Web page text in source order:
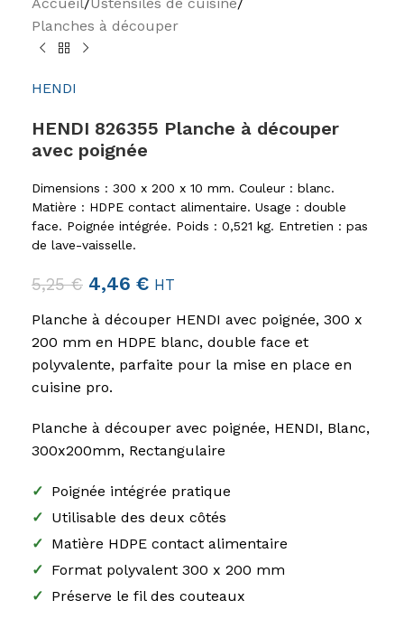
Planches à découper
HENDI
HENDI 826355 Planche à découper
avec poignée
Dimensions : 300 x 200 x 10 mm. Couleur : blanc.
Matière : HDPE contact alimentaire. Usage : double
face. Poignée intégrée. Poids : 0,521 kg. Entretien : pas
de lave-vaisselle.
5,25€ 4,46 € HT
Planche à découper HENDI avec poignée, 300 x
200 mm en HDPE blanc, double face et
polyvalente, parfaite pour la mise en place en
cuisine pro.
Planche à découper avec poignée, HENDI, Blanc,
300x200mm, Rectangulaire
✓ Poignée intégrée pratique
✓ Utilisable des deux côtés
✓ Matière HDPE contact alimentaire
✓ Format polyvalent 300 x 200 mm
✓ Préserve le fil des couteaux